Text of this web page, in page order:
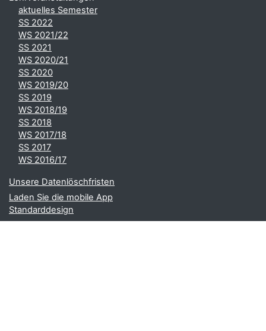
aktuelles Semester
SS 2022
WS 2021/22
SS 2021
WS 2020/21
SS 2020
WS 2019/20
SS 2019
WS 2018/19
SS 2018
WS 2017/18
SS 2017
WS 2016/17
Unsere Datenlöschfristen
Laden Sie die mobile App
Standarddesign